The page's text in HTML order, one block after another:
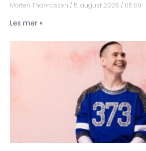
Morten Thomassen 5. august 2026 05:00
Les mer »